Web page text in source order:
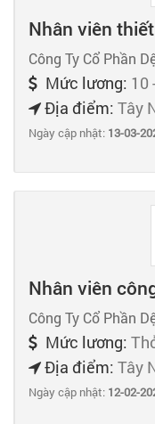
Nhân viên
Công Ty Cổ Phần
Mức lương: 10
Địa điểm: Tây
Ngày cập nhật: 13-03-
Nhân viên
Công Ty Cổ Phần
Mức lương:
Địa điểm: Tây
Ngày cập nhật: 12-02-